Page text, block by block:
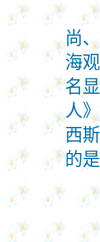
这
尚
海
名
人
西
的
时
地